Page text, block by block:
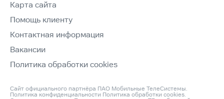
Карта сайта
Помощь клиенту
Контактная информация
Вакансии
Политика обработки cookies
Сайт официального партнёра ПАО Мобильные ТелеСистемы.
Политика конфиденциальности Политика обработки cookies.